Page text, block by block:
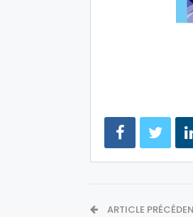
ARTICLE